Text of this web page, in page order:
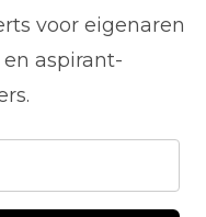
voor eigenaren
aspirant-